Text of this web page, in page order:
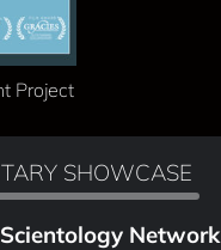
Project
SHOWCASE
Network